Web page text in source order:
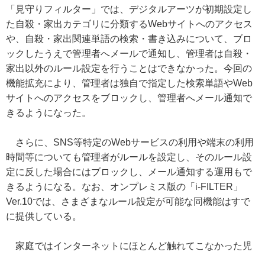
「見守りフィルター」では、デジタルアーツが初期設定し
た自殺・家出カテゴリに分類するWebサイトへのアクセス
や、自殺・家出関連単語の検索・書き込みについて、ブロ
ックしたうえで管理者へメールで通知し、管理者は自殺・
家出以外のルール設定を行うことはできなかった。今回の
機能拡充により、管理者は独自で指定した検索単語やWeb
サイトへのアクセスをブロックし、管理者へメール通知で
きるようになった。
さらに、SNS等特定のWebサービスの利用や端末の利用
時間等についても管理者がルールを設定し、そのルール設
定に反した場合にはブロックし、メール通知する運用もで
きるようになる。なお、オンプレミス版の「i-FILTER」
Ver.10では、さまざまなルール設定が可能な同機能はすで
に提供している。
家庭ではインターネットにほとんど触れてこなかった児